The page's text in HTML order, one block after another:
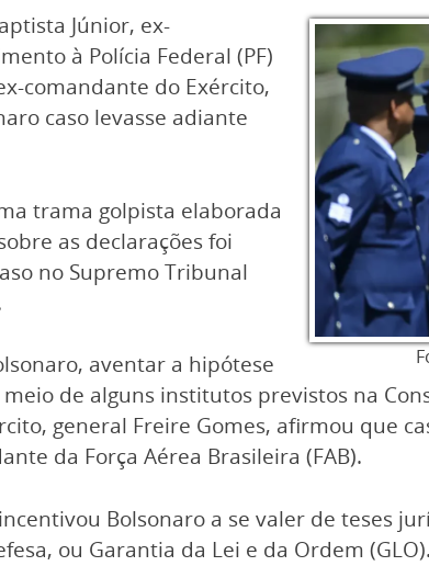
Júnior, ex-
à Polícia Federal (PF)
comandante do Exército,
caso levasse adiante
trama golpista elaborada
as declarações foi
no Supremo Tribunal
aventar a hipótese
de alguns institutos previstos na
general Freire Gomes, afirmou que
da Força Aérea Brasileira (FAB).
Bolsonaro a se valer de teses
ou Garantia da Lei e da Ordem (GLO).